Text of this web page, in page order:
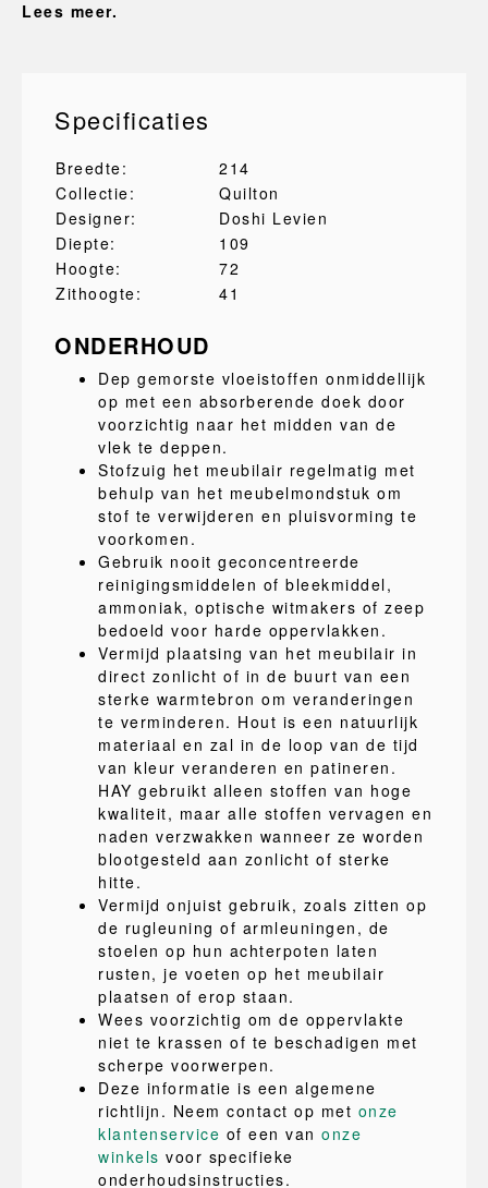
Lees meer.
Specificaties
Breedte:
214
Collectie:
Quilton
Designer:
Doshi Levien
Diepte:
109
Hoogte:
72
Zithoogte:
41
ONDERHOUD
Dep gemorste vloeistoffen onmiddellijk
op met een absorberende doek door
voorzichtig naar het midden van de
vlek te deppen.
Stofzuig het meubilair regelmatig met
behulp van het meubelmondstuk om
stof te verwijderen en pluisvorming te
voorkomen.
Gebruik nooit geconcentreerde
reinigingsmiddelen of bleekmiddel,
ammoniak, optische witmakers of zeep
bedoeld voor harde oppervlakken.
Vermijd plaatsing van het meubilair in
direct zonlicht of in de buurt van een
sterke warmtebron om veranderingen
te verminderen. Hout is een natuurlijk
materiaal en zal in de loop van de tijd
van kleur veranderen en patineren.
HAY gebruikt alleen stoffen van hoge
kwaliteit, maar alle stoffen vervagen en
naden verzwakken wanneer ze worden
blootgesteld aan zonlicht of sterke
hitte.
Vermijd onjuist gebruik, zoals zitten op
de rugleuning of armleuningen, de
stoelen op hun achterpoten laten
rusten, je voeten op het meubilair
plaatsen of erop staan.
Wees voorzichtig om de oppervlakte
niet te krassen of te beschadigen met
scherpe voorwerpen.
Deze informatie is een algemene
richtlijn. Neem contact op met onze
klantenservice of een van onze
winkels voor specifieke
onderhoudsinstructies.